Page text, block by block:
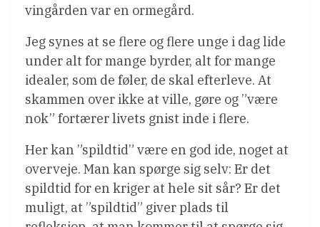
vingården var en ormegård.
Jeg synes at se flere og flere unge i dag lide
under alt for mange byrder, alt for mange
idealer, som de føler, de skal efterleve. At
skammen over ikke at ville, gøre og ”være
nok” fortærer livets gnist inde i flere.
Her kan ”spildtid” være en god ide, noget at
overveje. Man kan spørge sig selv: Er det
spildtid for en kriger at hele sit sår? Er det
muligt, at ”spildtid” giver plads til